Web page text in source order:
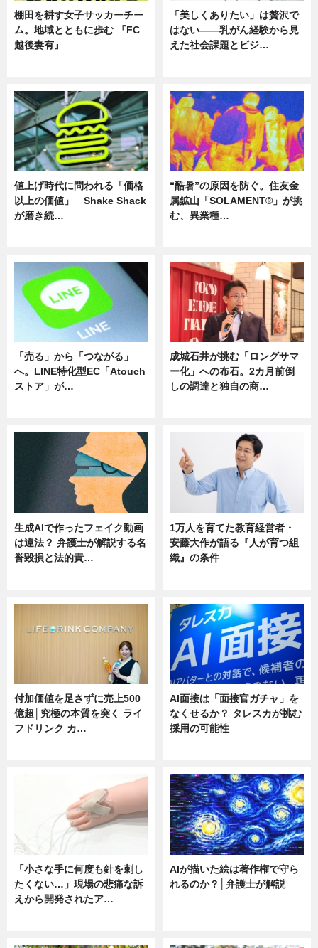
棚田を耕す女子サッカーチー
ム。地域とともに歩む 『FC
越後妻有』
「美しくありたい」は贅沢で
はない――乳がん経験から見
えた社会課題とビジ…
値上げ時代に問われる「価格
以上の価値」 Shake Shack
が磨き続…
“酷暑”の原因を防ぐ。住友金
属鉱山「SOLAMENT®」が挑
む、異業種…
「売る」から「つながる」
へ。LINE特化型EC「Atouch
ストア」が…
成城石井が挑む「ロングサマ
ー化」への布石。2カ月前倒
しの調達と独自の商…
生成AIで作ったフェイク動画
は違法？ 弁護士が解説する名
誉毀損と法的責…
1万人を育てた教育経営者・
安藤大作が語る『人が育つ組
織』の条件
付加価値を足さずに売上500
億超│究極の本質を突く ライ
フドリンク カ…
AI面接は「面接官ガチャ」を
なくせるか？ タレスカが挑む
採用の可能性
「小さな手に何度も針を刺し
たくない…」現場の悲痛な訴
えから開発されたア…
AIが描いた絵は著作権で守ら
れるのか？│弁護士が解説